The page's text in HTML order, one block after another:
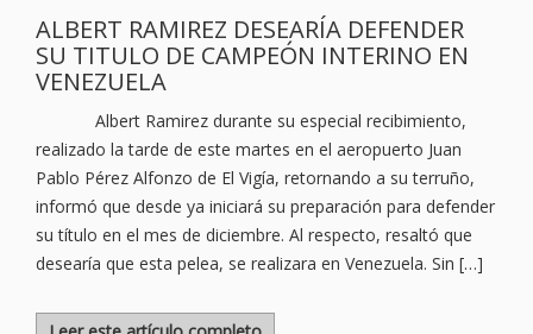
ALBERT RAMIREZ DESEARÍA DEFENDER
SU TITULO DE CAMPEÓN INTERINO EN
VENEZUELA
Albert Ramirez durante su especial recibimiento,
realizado la tarde de este martes en el aeropuerto Juan
Pablo Pérez Alfonzo de El Vigía, retornando a su terruño,
informó que desde ya iniciará su preparación para defender
su título en el mes de diciembre. Al respecto, resaltó que
desearía que esta pelea, se realizara en Venezuela. Sin […]